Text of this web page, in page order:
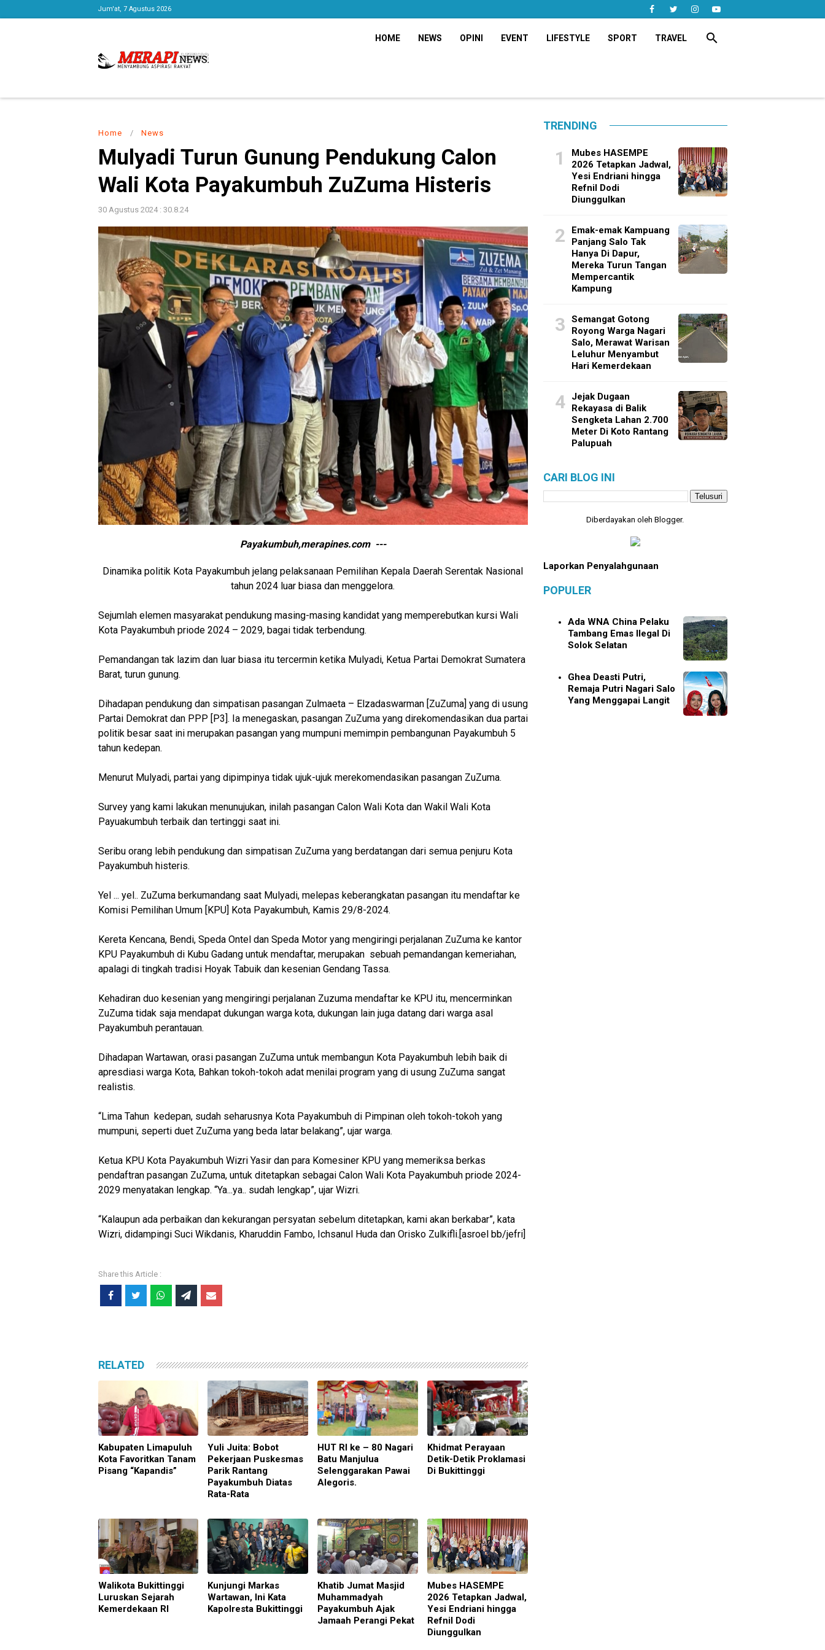
Jum'at, 7 Agustus 2026
HOME NEWS OPINI EVENT LIFESTYLE SPORT TRAVEL search
Home / News
Mulyadi Turun Gunung Pendukung Calon
Wali Kota Payakumbuh ZuZuma Histeris
30 Agustus 2024 : 30.8.24
Payakumbuh,merapines.com ---
Dinamika politik Kota Payakumbuh jelang pelaksanaan Pemilihan Kepala Daerah Serentak Nasional
tahun 2024 luar biasa dan menggelora.
Sejumlah elemen masyarakat pendukung masing-masing kandidat yang memperebutkan kursi Wali
Kota Payakumbuh priode 2024 – 2029, bagai tidak terbendung.
Pemandangan tak lazim dan luar biasa itu tercermin ketika Mulyadi, Ketua Partai Demokrat Sumatera
Barat, turun gunung.
Dihadapan pendukung dan simpatisan pasangan Zulmaeta – Elzadaswarman [ZuZuma] yang di usung
Partai Demokrat dan PPP [P3]. Ia menegaskan, pasangan ZuZuma yang direkomendasikan dua partai
politik besar saat ini merupakan pasangan yang mumpuni memimpin pembangunan Payakumbuh 5
tahun kedepan.
Menurut Mulyadi, partai yang dipimpinya tidak ujuk-ujuk merekomendasikan pasangan ZuZuma.
Survey yang kami lakukan menunujukan, inilah pasangan Calon Wali Kota dan Wakil Wali Kota
Payuakumbuh terbaik dan tertinggi saat ini.
Seribu orang lebih pendukung dan simpatisan ZuZuma yang berdatangan dari semua penjuru Kota
Payakumbuh histeris.
Yel ... yel.. ZuZuma berkumandang saat Mulyadi, melepas keberangkatan pasangan itu mendaftar ke
Komisi Pemilihan Umum [KPU] Kota Payakumbuh, Kamis 29/8-2024.
Kereta Kencana, Bendi, Speda Ontel dan Speda Motor yang mengiringi perjalanan ZuZuma ke kantor
KPU Payakumbuh di Kubu Gadang untuk mendaftar, merupakan sebuah pemandangan kemeriahan,
apalagi di tingkah tradisi Hoyak Tabuik dan kesenian Gendang Tassa.
Kehadiran duo kesenian yang mengiringi perjalanan Zuzuma mendaftar ke KPU itu, mencerminkan
ZuZuma tidak saja mendapat dukungan warga kota, dukungan lain juga datang dari warga asal
Payakumbuh perantauan.
Dihadapan Wartawan, orasi pasangan ZuZuma untuk membangun Kota Payakumbuh lebih baik di
apresdiasi warga Kota, Bahkan tokoh-tokoh adat menilai program yang di usung ZuZuma sangat
realistis.
“Lima Tahun kedepan, sudah seharusnya Kota Payakumbuh di Pimpinan oleh tokoh-tokoh yang
mumpuni, seperti duet ZuZuma yang beda latar belakang”, ujar warga.
Ketua KPU Kota Payakumbuh Wizri Yasir dan para Komesiner KPU yang memeriksa berkas
pendaftran pasangan ZuZuma, untuk ditetapkan sebagai Calon Wali Kota Payakumbuh priode 2024-
2029 menyatakan lengkap. “Ya...ya.. sudah lengkap”, ujar Wizri.
“Kalaupun ada perbaikan dan kekurangan persyatan sebelum ditetapkan, kami akan berkabar”, kata
Wizri, didampingi Suci Wikdanis, Kharuddin Fambo, Ichsanul Huda dan Orisko Zulkifli.[asroel bb/jefri]
RELATED
Kabupaten Limapuluh
Kota Favoritkan Tanam
Pisang “Kapandis”
Yuli Juita: Bobot
Pekerjaan Puskesmas
Parik Rantang
Payakumbuh Diatas
Rata-Rata
HUT RI ke – 80 Nagari
Batu Manjulua
Selenggarakan Pawai
Alegoris.
Khidmat Perayaan
Detik-Detik Proklamasi
Di Bukittinggi
Walikota Bukittinggi
Luruskan Sejarah
Kemerdekaan RI
Kunjungi Markas
Wartawan, Ini Kata
Kapolresta Bukittinggi
Khatib Jumat Masjid
Muhammadyah
Payakumbuh Ajak
Jamaah Perangi Pekat
Mubes HASEMPE
2026 Tetapkan Jadwal,
Yesi Endriani hingga
Refnil Dodi
Diunggulkan
TRENDING
Mubes HASEMPE
2026 Tetapkan Jadwal,
Yesi Endriani hingga
Refnil Dodi
Diunggulkan
Emak-emak Kampuang
Panjang Salo Tak
Hanya Di Dapur,
Mereka Turun Tangan
Mempercantik
Kampung
Semangat Gotong
Royong Warga Nagari
Salo, Merawat Warisan
Leluhur Menyambut
Hari Kemerdekaan
Jejak Dugaan
Rekayasa di Balik
Sengketa Lahan 2.700
Meter Di Koto Rantang
Palupuah
CARI BLOG INI
Diberdayakan oleh Blogger.
Laporkan Penyalahgunaan
POPULER
Ada WNA China Pelaku
Tambang Emas Ilegal Di
Solok Selatan
Ghea Deasti Putri,
Remaja Putri Nagari Salo
Yang Menggapai Langit